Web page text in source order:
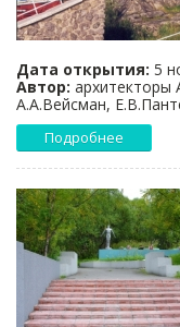
Дата открытия: 5
Автор:
А.А.Вейсман,
Подробнее